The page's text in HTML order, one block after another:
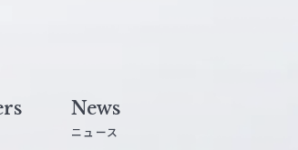
News
ニュース